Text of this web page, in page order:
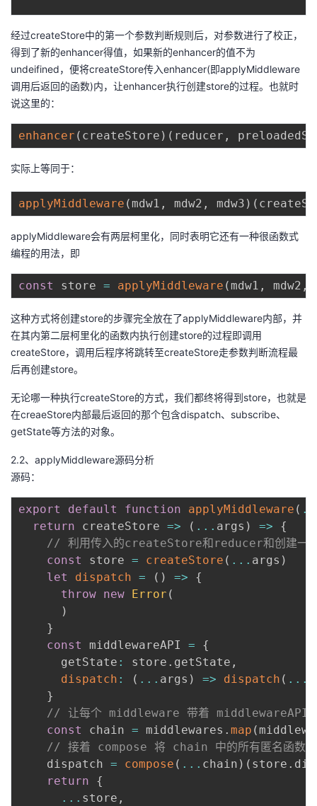
经过createStore中的第一个参数判断规则后，对参数进行了校正，
得到了新的enhancer得值，如果新的enhancer的值不为
undeifined，便将createStore传入enhancer(即applyMiddleware
调用后返回的函数)内，让enhancer执行创建store的过程。也就时
说这里的：
enhancer ( createStore ) ( reducer ,
实际上等同于：
applyMiddleware ( mdw1 , mdw2 , mdw3 ) (
applyMiddleware会有两层柯里化，同时表明它还有一种很函数式
编程的用法，即
const store = applyMiddleware ( mdw1 , mdw2 ,
这种方式将创建store的步骤完全放在了applyMiddleware内部，并
在其内第二层柯里化的函数内执行创建store的过程即调用
createStore，调用后程序将跳转至createStore走参数判断流程最
后再创建store。
无论哪一种执行createStore的方式，我们都终将得到store，也就是
在creaeStore内部最后返回的那个包含dispatch、subscribe、
getState等方法的对象。
2.2、applyMiddleware源码分析
源码：
export default function applyMiddleware (
return
createStore => ( ... args ) =>
{
// 利用传入的createStore和reducer和创建一
const
store = createStore ( ... args )
let
dispatch = ( ) =>
{
throw new Error (
)
}
const
middlewareAPI =
{
      getState
: store . getState ,
dispatch : ( ... args ) => dispatch ( ...
}
// 让每个 middleware 带着 middlewareAPI 这
const
chain = middlewares . map (
// 接着 compose 将 chain 中的所有匿名函数，
    dispatch
= compose ( ... chain ) ( store .
return
{
... store ,